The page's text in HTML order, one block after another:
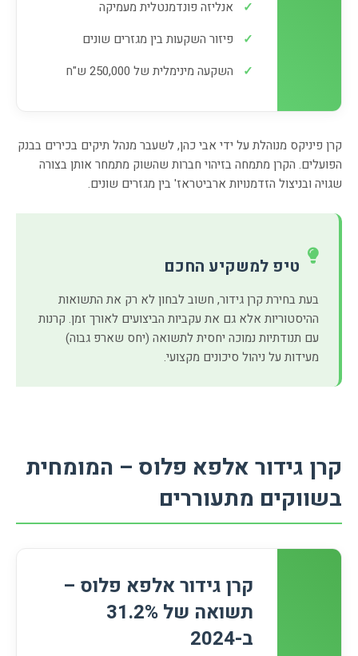
✓
אנליזה פונדמנטלית מעמיקה
✓
פיזור השקעות בין מגזרים שונים
✓
השקעה מינימלית של 250,000 ש"ח
קרן פיניקס מנוהלת על ידי אבי כהן, לשעבר מנהל תיקים בכירים בבנק
הפועלים. הקרן מתמחה בזיהוי חברות שהשוק מתמחר אותן בצורה
שגויה ובניצול הזדמנויות ארביטראז' בין מגזרים שונים.
טיפ למשקיע החכם
בעת בחירת קרן גידור, חשוב לבחון לא רק את התשואות
ההיסטוריות אלא גם את עקביות הביצועים לאורך זמן. קרנות
עם תנודתיות נמוכה יחסית לתשואה (יחס שארפ גבוה)
מעידות על ניהול סיכונים מקצועי.
קרן גידור אלפא פלוס – המומחית
בשווקים מתעוררים
קרן גידור אלפא פלוס –
תשואה של 31.2%
ב-2024